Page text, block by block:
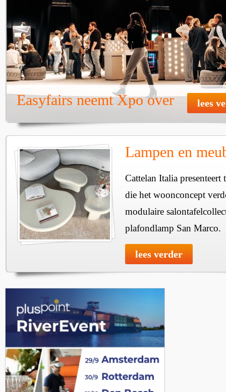
Easyfairs neemt Xpo over lees
Lampen en
Cattelan Italia
die het woonconcept
modulaire
plafondlamp San Marco.
lees verder